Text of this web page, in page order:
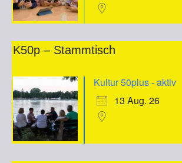
K50p – Stammtisch
Kultur 50plus - aktiv
13 Aug. 26